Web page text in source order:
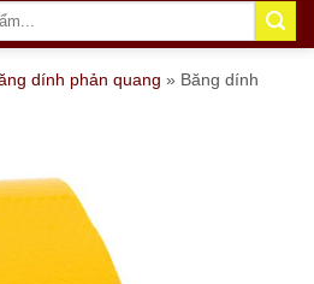
dính phản quang » Băng dính